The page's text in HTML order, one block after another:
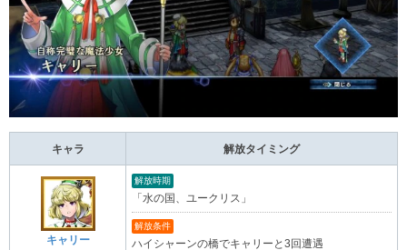
キャラ 解放タイミング
キャリー
解放時期
「水の国、ユークリス」
解放条件
ハイシャーンの橋でキャリーと3回遭遇